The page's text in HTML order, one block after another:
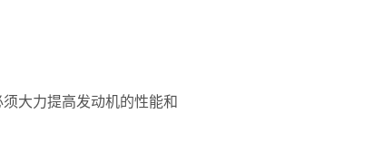
大力提高发动机的性能和